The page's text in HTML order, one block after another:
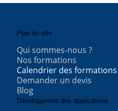
Plan du site
Qui sommes-nous ?
Nos formations
Calendrier des formations
Demander un devis
Blog
Développment des applications